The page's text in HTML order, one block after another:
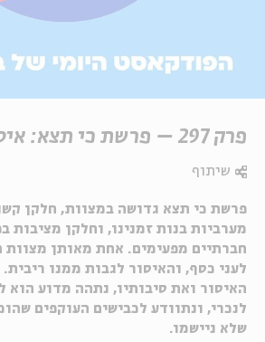
פרק 297 – פרשת כי תצא: איסור ריבית
פרשת כי תצא גדושה במצוות, חלקן
מערביות בנות זמנינו, וחלקן מציבות
חברתיים מפעימים. אחת מאותן מצוות
לעני כסף, והאיסור לגבות ממנו
האיסור ואת סיבותיו, נתהה מדוע הוא
לנכרי, ונתוודע לכבישים העוקפים
שלא ניישמו.
שיתוף